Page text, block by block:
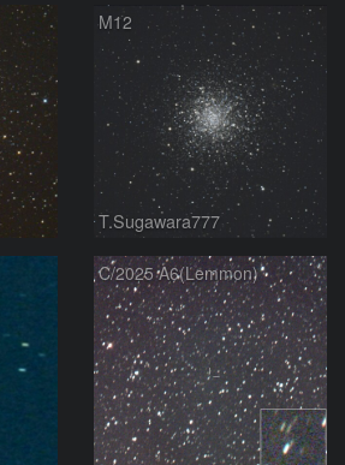
M12
T.Sugawara777
C/2025 A6(Lemmon)